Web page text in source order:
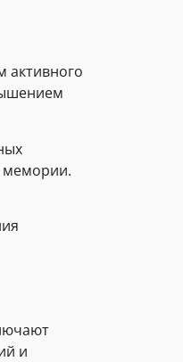
активного
мемории.
и